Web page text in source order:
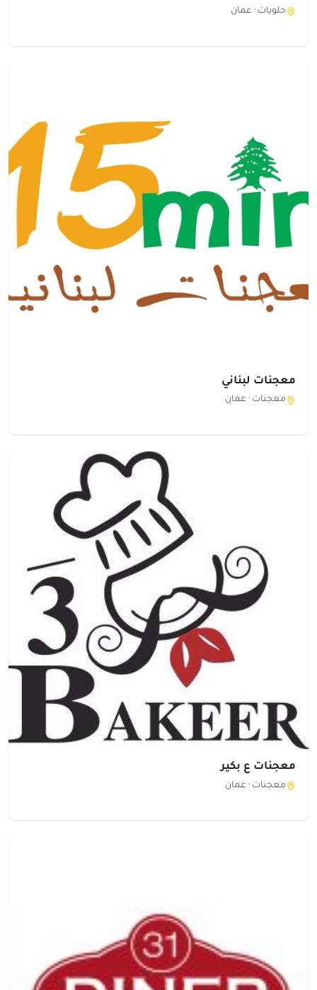
حلويات · عمان
معجنات لبناني
معجنات · عمان
معجنات ع بكير
معجنات · عمان